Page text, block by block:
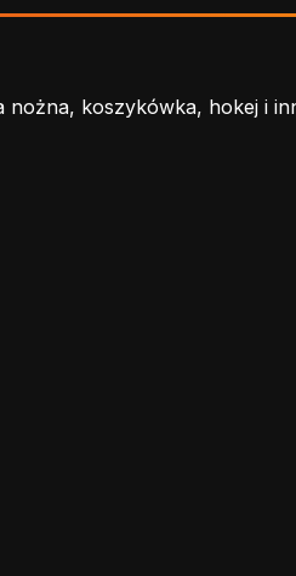
koszykówka, hokej i